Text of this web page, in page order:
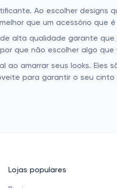
Ao escolher designs
que um acessório que
alta qualidade garante
que não escolher algo
amarrar seus looks. Eles
para garantir o seu cinto
Lojas populares